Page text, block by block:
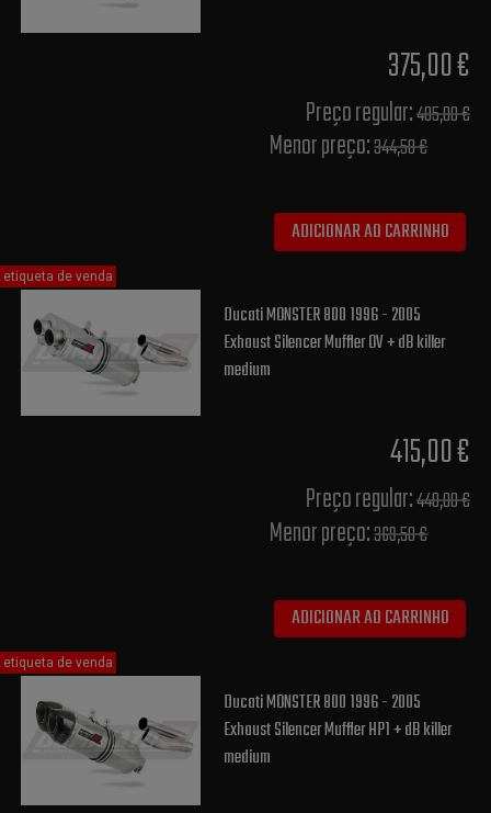
375,00 €
Preço regular:405,00 €
Menor preço:344,50 €
ADICIONAR AO CARRINHO
Ducati MONSTER 800 1996 - 2005
Exhaust Silencer Muffler OV + dB killer
medium
415,00 €
Preço regular:440,00 €
Menor preço:369,50 €
ADICIONAR AO CARRINHO
etiqueta de venda
Ducati MONSTER 800 1996 - 2005
Exhaust Silencer Muffler HP1 + dB killer
medium
etiqueta de venda